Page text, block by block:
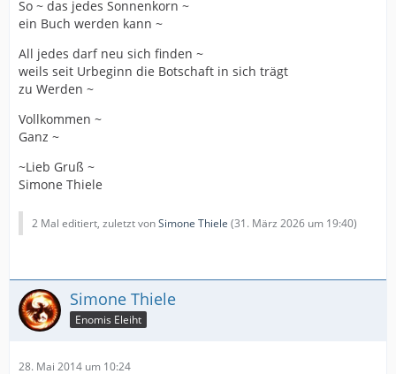
So ~ das jedes Sonnenkorn ~
ein Buch werden kann ~
All jedes darf neu sich finden ~
weils seit Urbeginn die Botschaft in sich trägt
zu Werden ~
Vollkommen ~
Ganz ~
~Lieb Gruß ~
Simone Thiele
2 Mal editiert, zuletzt vonSimone Thiele (31. März 2026 um 19:40)
Simone Thiele
Enomis Eleiht
28. Mai 2014 um 10:24